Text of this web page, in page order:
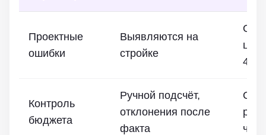
Проектные
ошибки
Выявляются на
стройке
Контроль
бюджета
Ручной подсчёт,
отклонения после
факта